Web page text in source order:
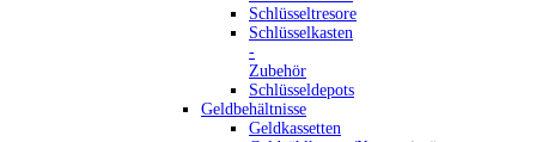
Schlüsseltresore
Schlüsselkasten
-
Zubehör
Schlüsseldepots
Geldbehältnisse
Geldkassetten